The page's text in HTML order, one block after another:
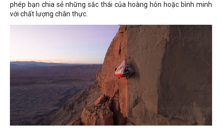
phép bạn chia sẻ những sắc thái của hoàng hôn hoặc bình minh
với chất lượng chân thực.